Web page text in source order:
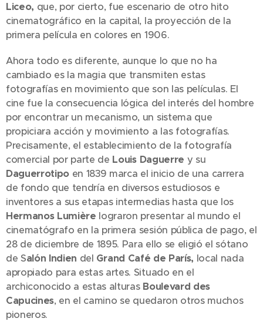
Liceo, que, por cierto, fue escenario de otro hito
cinematográfico en la capital, la proyección de la
primera película en colores en 1906.
Ahora todo es diferente, aunque lo que no ha
cambiado es la magia que transmiten estas
fotografías en movimiento que son las películas. El
cine fue la consecuencia lógica del interés del hombre
por encontrar un mecanismo, un sistema que
propiciara acción y movimiento a las fotografías.
Precisamente, el establecimiento de la fotografía
comercial por parte de Louis Daguerre y su
Daguerrotipo en 1839 marca el inicio de una carrera
de fondo que tendría en diversos estudiosos e
inventores a sus etapas intermedias hasta que los
Hermanos Lumière lograron presentar al mundo el
cinematógrafo en la primera sesión pública de pago, el
28 de diciembre de 1895. Para ello se eligió el sótano
de Salón Indien del Grand Café de París, local nada
apropiado para estas artes. Situado en el
archiconocido a estas alturas Boulevard des
Capucines, en el camino se quedaron otros muchos
pioneros.